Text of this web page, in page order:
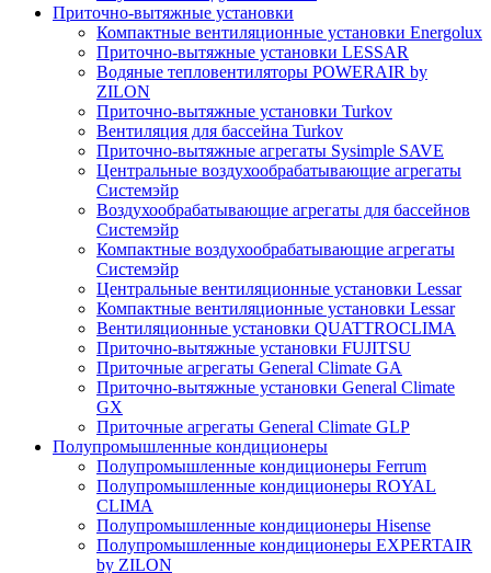
Приточно-вытяжные установки
Компактные вентиляционные установки Energolux
Приточно-вытяжные установки LESSAR
Водяные тепловентиляторы POWERAIR by
ZILON
Приточно-вытяжные установки Turkov
Вентиляция для бассейна Turkov
Приточно-вытяжные агрегаты Sysimple SAVE
Центральные воздухообрабатывающие агрегаты
Системэйр
Воздухообрабатывающие агрегаты для бассейнов
Системэйр
Компактные воздухообрабатывающие агрегаты
Системэйр
Центральные вентиляционные установки Lessar
Компактные вентиляционные установки Lessar
Вентиляционные установки QUATTROCLIMA
Приточно-вытяжные установки FUJITSU
Приточные агрегаты General Climate GA
Приточно-вытяжные установки General Climate
GX
Приточные агрегаты General Climate GLP
Полупромышленные кондиционеры
Полупромышленные кондиционеры Ferrum
Полупромышленные кондиционеры ROYAL
CLIMA
Полупромышленные кондиционеры Hisense
Полупромышленные кондиционеры EXPERTAIR
by ZILON